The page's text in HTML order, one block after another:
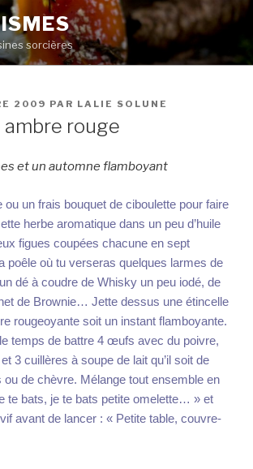
sorcières
2009 PAR LALIE SOLUNE
rouge
et un automne flamboyant
ou un frais bouquet de ciboulette pour faire
herbe aromatique dans un peu d’huile
figues coupées chacune en sept
poêle où tu verseras quelques larmes de
dé à coudre de Whisky un peu iodé, de
de Brownie… Jette dessus une étincelle
rougeoyante soit un instant flamboyante.
temps de battre 4 œufs avec du poivre,
3 cuillères à soupe de lait qu’il soit de
ou de chèvre. Mélange tout ensemble en
te bats, je te bats petite omelette… » et
avant de lancer : « Petite table, couvre-